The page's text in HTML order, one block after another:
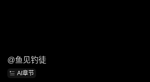
@鱼见钓徒
AI章节